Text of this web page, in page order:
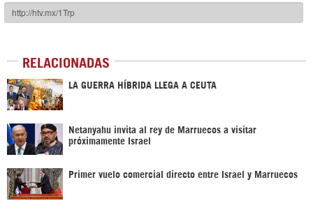
RELACIONADAS
LA GUERRA HÍBRIDA LLEGA A CEUTA
Netanyahu invita al rey de Marruecos a visitar
próximamente Israel
Primer vuelo comercial directo entre Israel y Marruecos